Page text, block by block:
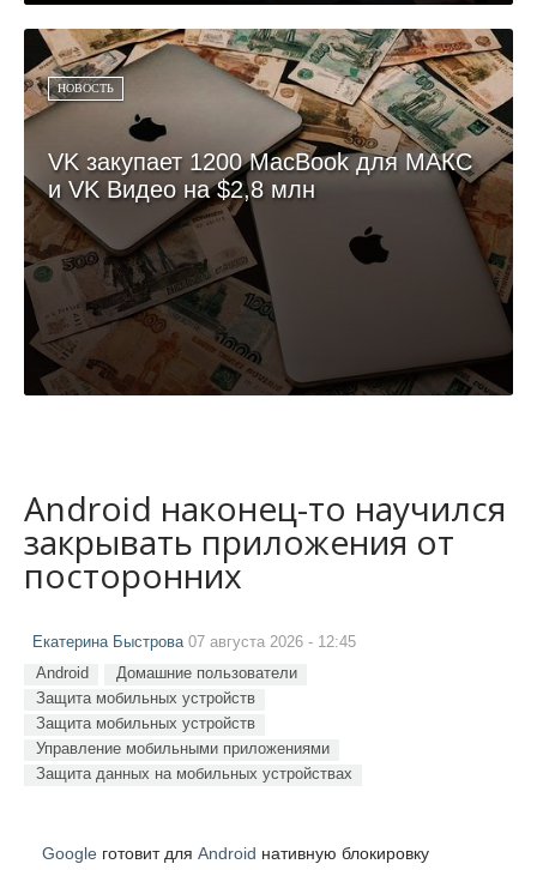
НОВОСТЬ
VK закупает 1200 MacBook для МАКС
и VK Видео на $2,8 млн
Android наконец-то научился
закрывать приложения от
посторонних
Екатерина Быстрова07 августа 2026 - 12:45
Android
Домашние пользователи
Защита мобильных устройств
Защита мобильных устройств
Управление мобильными приложениями
Защита данных на мобильных устройствах